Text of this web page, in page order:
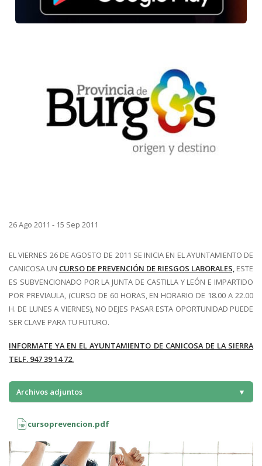
26 Ago 2011 - 15 Sep 2011
EL VIERNES 26 DE AGOSTO DE 2011 SE INICIA EN EL AYUNTAMIENTO DE
CANICOSA UN CURSO DE PREVENCIÓN DE RIESGOS LABORALES, ESTE
ES SUBVENCIONADO POR LA JUNTA DE CASTILLA Y LEÓN E IMPARTIDO
POR PREVIAULA, (CURSO DE 60 HORAS, EN HORARIO DE 18.00 A 22.00
H. DE LUNES A VIERNES), NO DEJES PASAR ESTA OPORTUNIDAD PUEDE
SER CLAVE PARA TU FUTURO.
INFORMATE YA EN EL AYUNTAMIENTO DE CANICOSA DE LA SIERRA
TELF. 947 39 14 72.
Archivos adjuntos ▼
cursoprevencion.pdf